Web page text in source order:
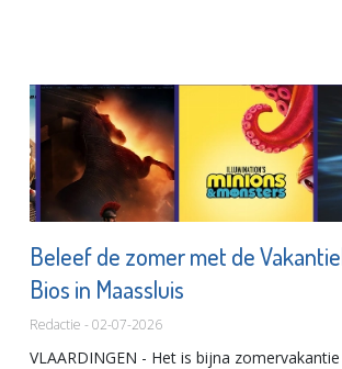
Beleef de zomer met de
Bios in Maassluis
Redactie - 02-07-2026
VLAARDINGEN - Het is bijna